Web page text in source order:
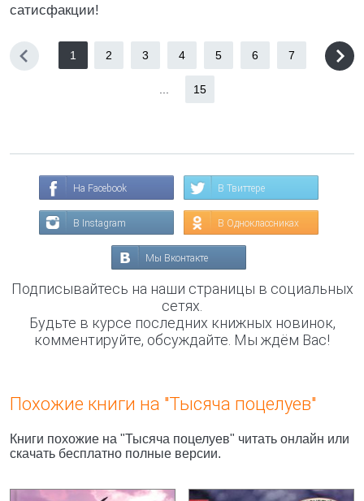
сатисфакции!
1 2 3 4 5 6 7
15
На Facebook В Твиттере
В Instagram В Одноклассниках
Мы Вконтакте
Подписывайтесь на наши страницы в социальных
сетях.
Будьте в курсе последних книжных новинок,
комментируйте, обсуждайте. Мы ждём Вас!
Похожие книги на "Тысяча поцелуев"
Книги похожие на "Тысяча поцелуев" читать онлайн или
скачать бесплатно полные версии.